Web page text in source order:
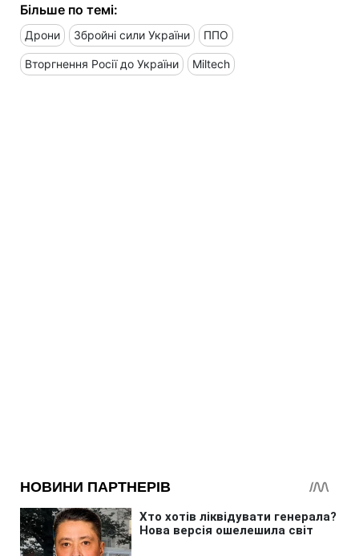
Більше по темі:
Дрони Збройні сили України ППО
Вторгнення Росії до України Miltech